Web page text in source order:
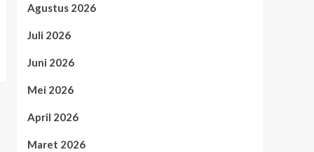
Agustus 2026
Juli 2026
Juni 2026
Mei 2026
April 2026
Maret 2026